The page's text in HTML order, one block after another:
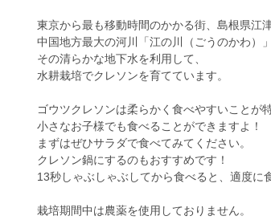
東京から最も移動時間のかかる街、島根県江
中国地方最大の河川「江の川（ごうのかわ）」
その清らかな地下水を利用して、
水耕栽培でクレソンを育てています。
ゴウツクレソンは柔らかく食べやすいことが
小さなお子様でも食べることができますよ！
まずはぜひサラダで食べてみてください。
クレソン鍋にするのもおすすめです！
13秒しゃぶしゃぶしてから食べると、適度に
栽培期間中は農薬を使用しておりません。